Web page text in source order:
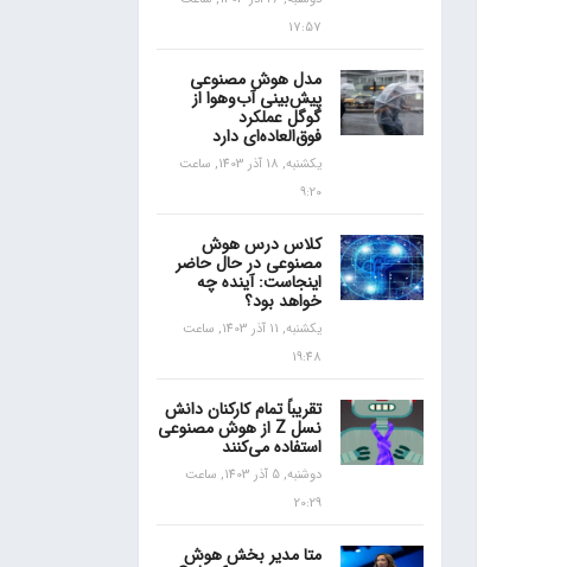
17:57
مدل هوش مصنوعی
پیش‌بینی آب‌و‌هوا از
گوگل عملکرد
فوق‌العاده‌ای دارد
یکشنبه, 18 آذر 1403, ساعت
9:20
کلاس درس هوش
مصنوعی در حال حاضر
اینجاست: آینده چه
خواهد بود؟
یکشنبه, 11 آذر 1403, ساعت
19:48
تقریباً تمام کارکنان دانش
نسل Z از هوش مصنوعی
استفاده می‌کنند
دوشنبه, 5 آذر 1403, ساعت
20:29
متا مدیر بخش هوش